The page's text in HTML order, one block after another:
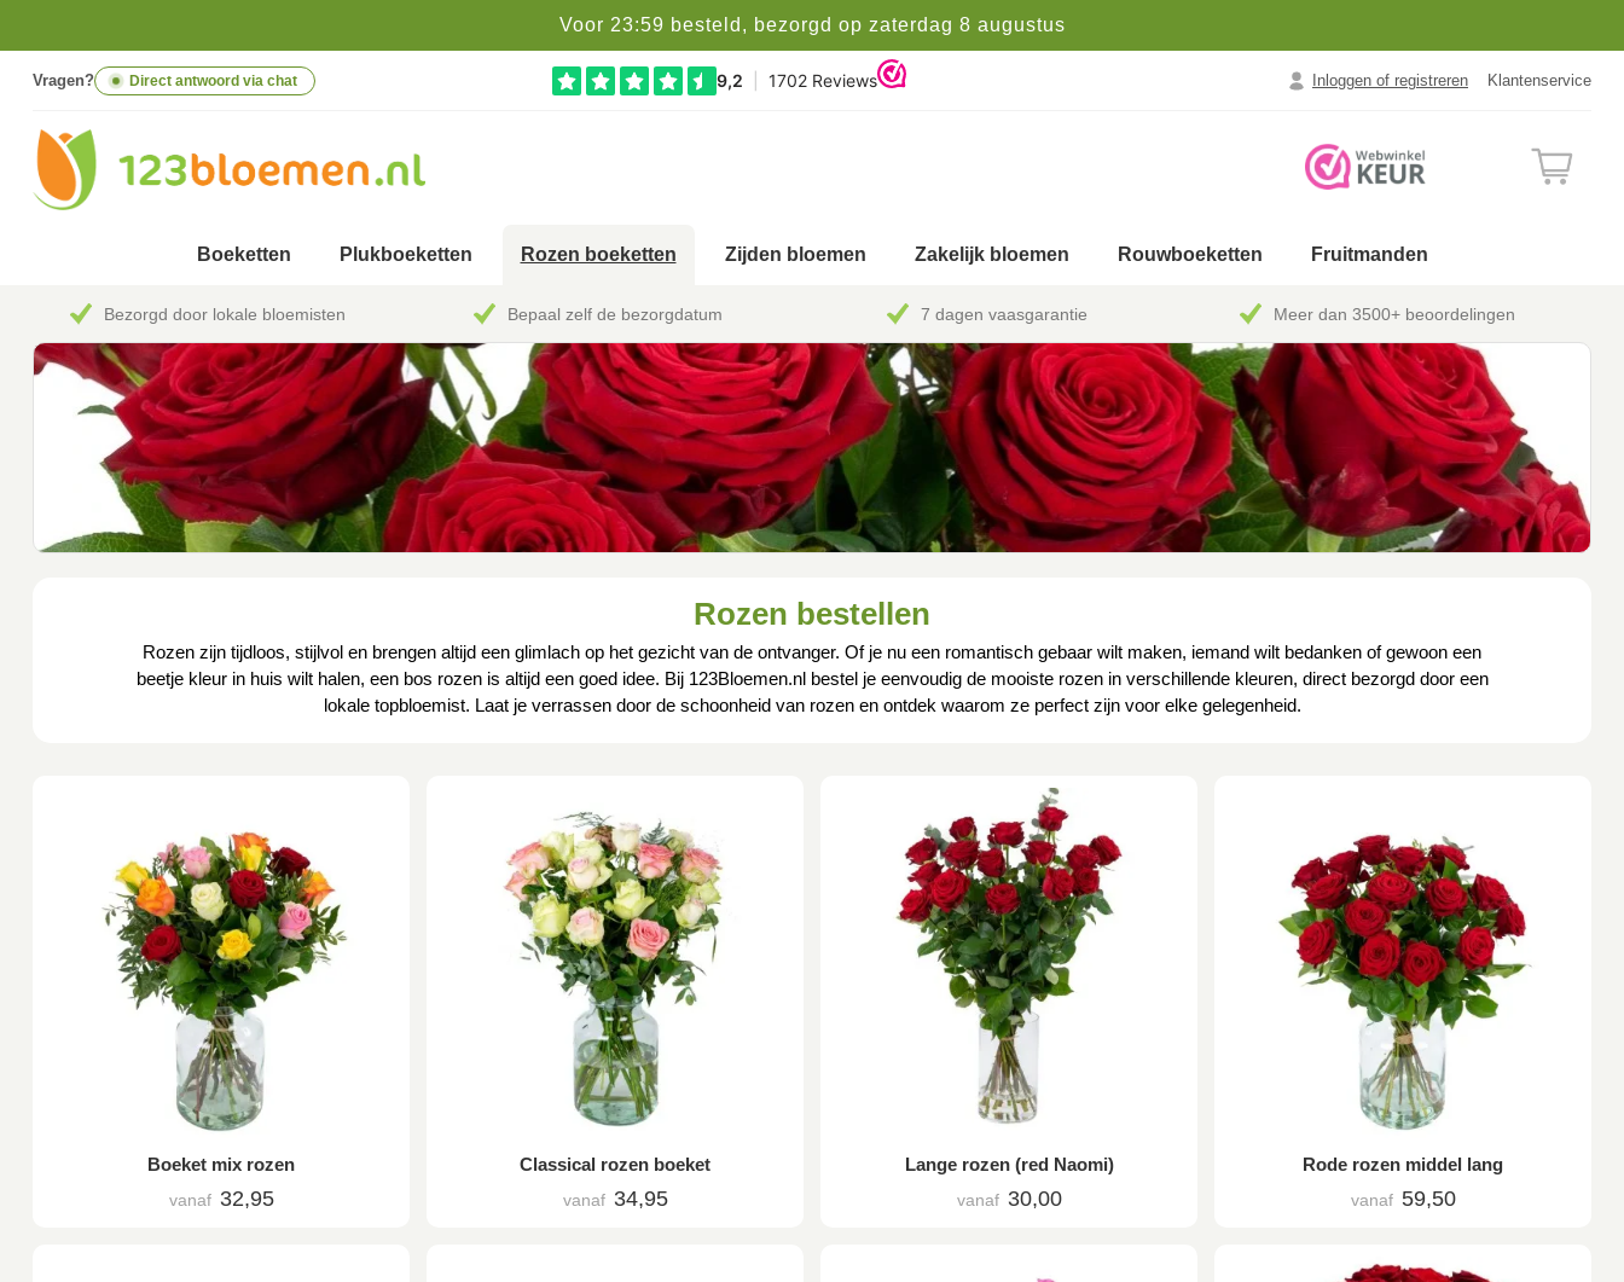
Voor 23:59 besteld, bezorgd op zaterdag 8 augustus
Vragen? Direct antwoord via chat Inloggen of registreren Klantenservice
Boeketten Plukboeketten Rozen boeketten Zijden bloemen Zakelijk bloemen Rouwboeketten Fruitmanden
Bezorgd door lokale bloemisten Bepaal zelf de bezorgdatum 7 dagen vaasgarantie Meer dan 3500+ beoordelingen
Rozen bestellen
Rozen zijn tijdloos, stijlvol en brengen altijd een glimlach op het gezicht van de ontvanger. Of je nu een romantisch gebaar wilt maken, iemand wilt bedanken of gewoon een
beetje kleur in huis wilt halen, een bos rozen is altijd een goed idee. Bij 123Bloemen.nl bestel je eenvoudig de mooiste rozen in verschillende kleuren, direct bezorgd door een
lokale topbloemist. Laat je verrassen door de schoonheid van rozen en ontdek waarom ze perfect zijn voor elke gelegenheid.
Boeket mix rozen
vanaf 32,95
Classical rozen boeket
vanaf 34,95
Lange rozen (red Naomi)
vanaf 30,00
Rode rozen middel lang
vanaf 59,50